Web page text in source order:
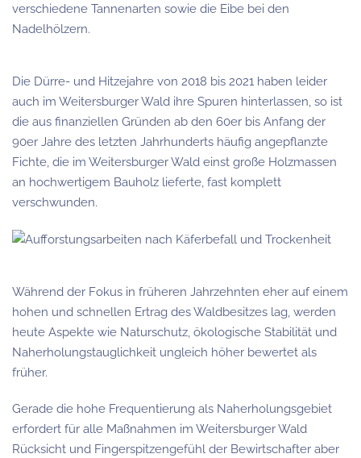
verschiedene Tannenarten sowie die Eibe bei den
Nadelhölzern.
Die Dürre- und Hitzejahre von 2018 bis 2021 haben leider
auch im Weitersburger Wald ihre Spuren hinterlassen, so ist
die aus finanziellen Gründen ab den 60er bis Anfang der
90er Jahre des letzten Jahrhunderts häufig angepflanzte
Fichte, die im Weitersburger Wald einst große Holzmassen
an hochwertigem Bauholz lieferte, fast komplett
verschwunden.
Während der Fokus in früheren Jahrzehnten eher auf einem
hohen und schnellen Ertrag des Waldbesitzes lag, werden
heute Aspekte wie Naturschutz, ökologische Stabilität und
Naherholungstauglichkeit ungleich höher bewertet als
früher.
Gerade die hohe Frequentierung als Naherholungsgebiet
erfordert für alle Maßnahmen im Weitersburger Wald
Rücksicht und Fingerspitzengefühl der Bewirtschafter aber